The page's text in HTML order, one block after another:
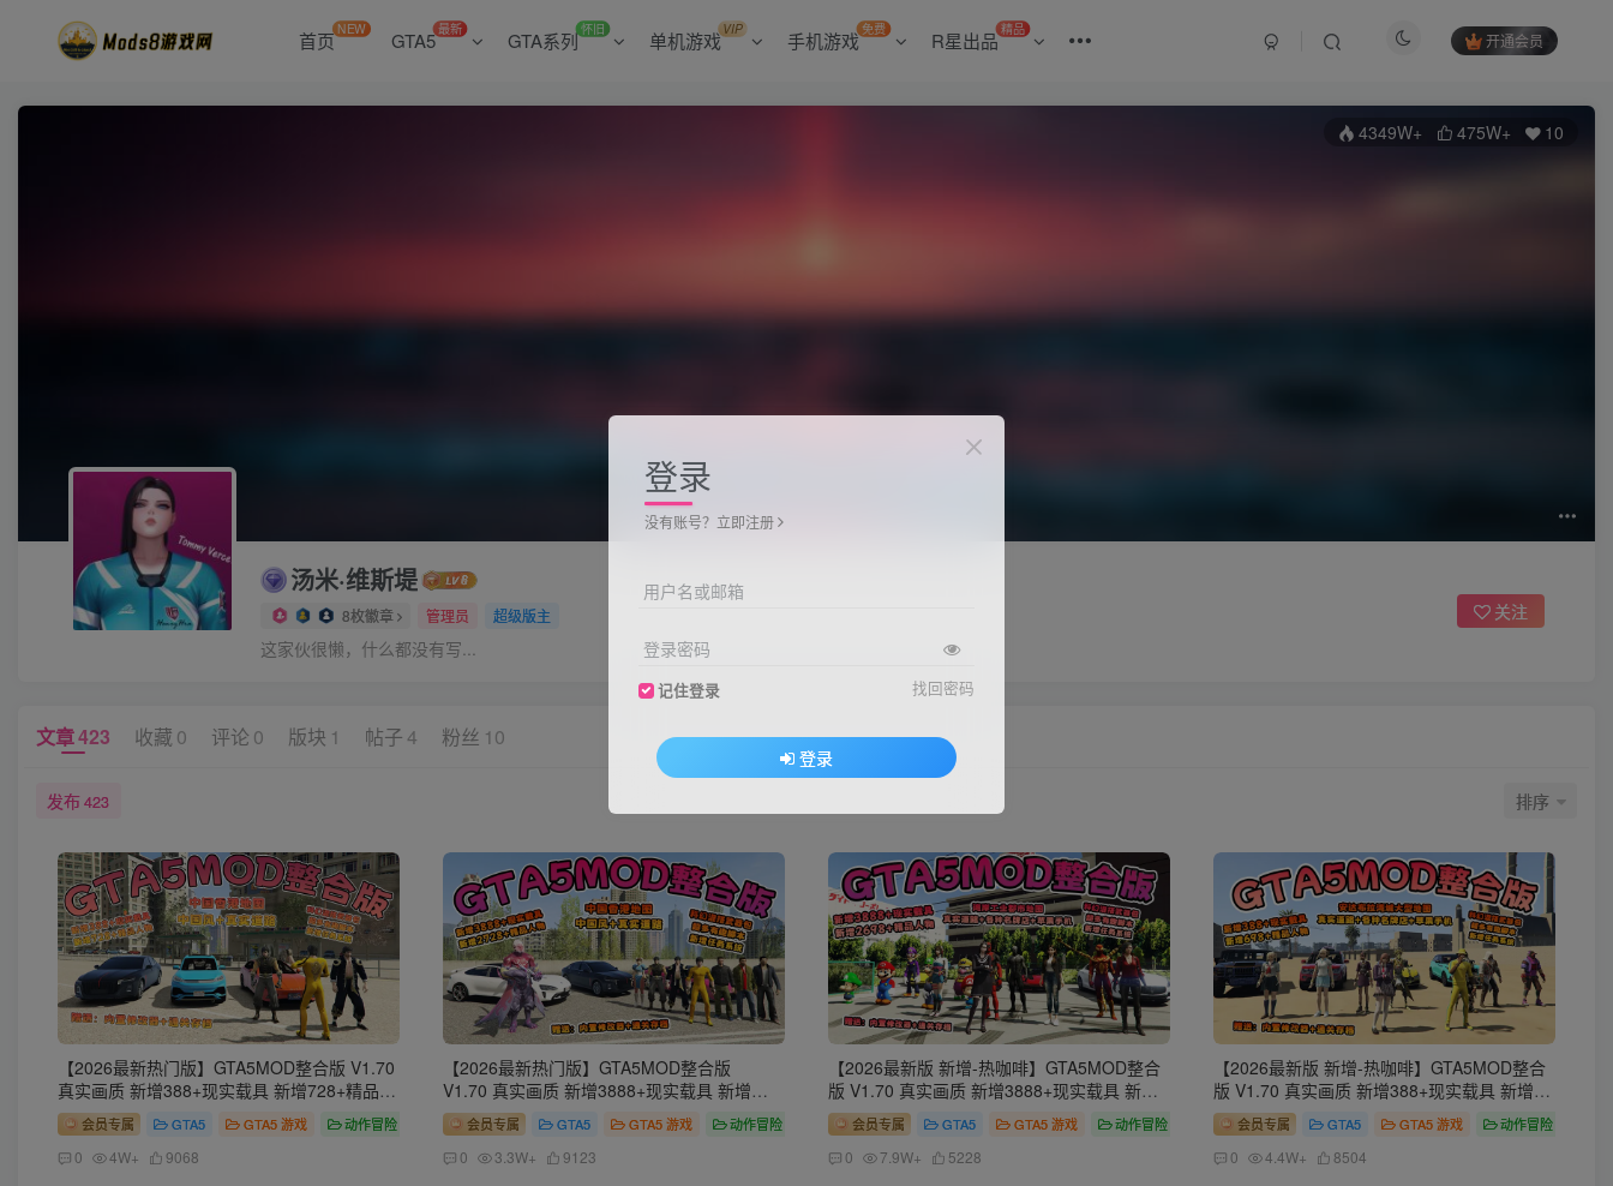
首页 NEW GTA5最新 GTA系列怀旧 单机游戏VIP 手机游戏免费 R星出品精品
开通会员
4349W+ 475W+ 10
汤米·维斯堤
8枚徽章 管理员 超级版主
这家伙很懒，什么都没有写...
关注
文章423 收藏 0 评论 0 版块 1 帖子 4 粉丝 10
发布423 排序
【2026最新热门版】GTA5MOD整合版 V1.70
真实画质 新增388+现实载具 新增728+精品人
物 中国风+中国香港地图 真实道路+各种名牌
店 科幻混搭武器包 超多有趣脚本 新增任务系
统 [赠送：修改器 运行库 无限金币 通关存档]
会员专属 GTA5 GTA5 游戏 动作冒险
0 4W+ 9068
【2026最新热门版】GTA5MOD整合版
V1.70 真实画质 新增3888+现实载具 新增
2728+精品人物 中国风+中国香港地图 真实道
路+各种名牌店 科幻混搭武器包 超多有趣脚本
新增任务系统 [赠送：修改器 运行库 无限金币
会员专属 GTA5 GTA5 游戏 动作冒险
0 3.3W+ 9123
【2026最新版 新增-热咖啡】GTA5MOD整合
版 V1.70 真实画质 新增3888+现实载具 新增
2698+精品人物 湾岸工业都市地图 真实道路
+各种名牌店+苹果手机 科幻混搭武器包 超多
有趣脚本 新增任务系统 [赠送：修改器 运行库
会员专属 GTA5 GTA5 游戏 动作冒险
0 7.9W+ 5228
【2026最新版 新增-热咖啡】GTA5MOD整合
版 V1.70 真实画质 新增388+现实载具 新增
698+精品人物 安达布拉湾城大型地图 真实道
路+各种名牌店+苹果手机 科幻混搭武器包 超
多有趣脚本 新增任务系统 [赠送：修改器 运行
会员专属 GTA5 GTA5 游戏 动作冒险
0 4.4W+ 8504
登录
没有账号？立即注册
用户名或邮箱
登录密码
记住登录 找回密码
登录